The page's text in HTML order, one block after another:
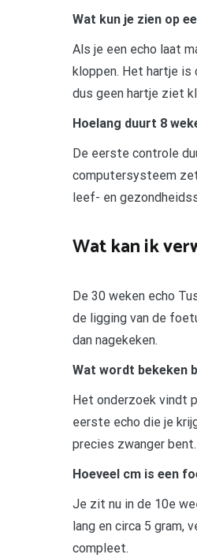
Wat kun je zien op
Als je een echo laat
kloppen. Het hartje is
dus geen hartje ziet
Hoelang duurt 8
De eerste controle
computersysteem
leef- en
Wat kan ik
De 30 weken echo
de ligging van de
dan nagekeken.
Wat wordt bekeken
Het onderzoek vindt
eerste echo die je
precies zwanger
Hoeveel cm is een
Je zit nu in de 10e
lang en circa 5 gram,
compleet.